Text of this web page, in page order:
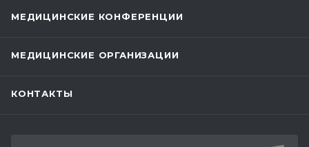
МЕДИЦИНСКИЕ КОНФЕРЕНЦИИ
МЕДИЦИНСКИЕ ОРГАНИЗАЦИИ
КОНТАКТЫ